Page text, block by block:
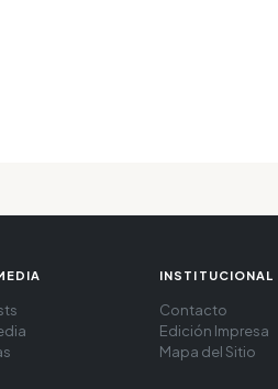
INSTITUCIONAL
Contacto
Edición Impresa
Mapa del Sitio